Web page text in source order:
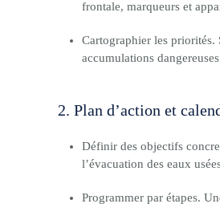
frontale, marqueurs et
Cartographier les priorités.
accumulations
2. Plan d’action et
Définir des objectifs
l’évacuation des eaux
Programmer par étapes.